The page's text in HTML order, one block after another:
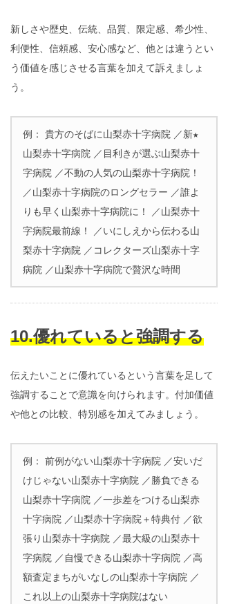
新しさや歴史、伝統、品質、限定感、希少性、
利便性、信頼感、安心感など、他とは違うとい
う価値を感じさせる言葉を加えて訴えましょ
う。
例： 貴方のそばに山梨赤十字病院 ／新★
山梨赤十字病院 ／目利きが選ぶ山梨赤十
字病院 ／不動の人気の山梨赤十字病院！
／山梨赤十字病院のロングセラー ／誰よ
りも早く山梨赤十字病院に！ ／山梨赤十
字病院最前線！ ／いにしえから伝わる山
梨赤十字病院 ／コレクターズ山梨赤十字
病院 ／山梨赤十字病院で贅沢な時間
10.優れていると強調する
伝えたいことに優れているという言葉を足して
強調することで意識を向けられます。付加価値
や他との比較、特別感を加えてみましょう。
例： 前例がない山梨赤十字病院 ／安いだ
けじゃない山梨赤十字病院 ／勝負できる
山梨赤十字病院 ／一歩差をつける山梨赤
十字病院 ／山梨赤十字病院＋特典付 ／欲
張り山梨赤十字病院 ／最大級の山梨赤十
字病院 ／自慢できる山梨赤十字病院 ／高
額査定まちがいなしの山梨赤十字病院 ／
これ以上の山梨赤十字病院はない